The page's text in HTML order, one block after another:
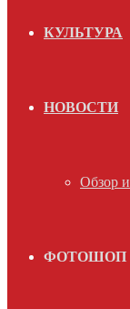
КУЛЬТУРА
НОВОСТИ
Обзор
ФОТОШОП